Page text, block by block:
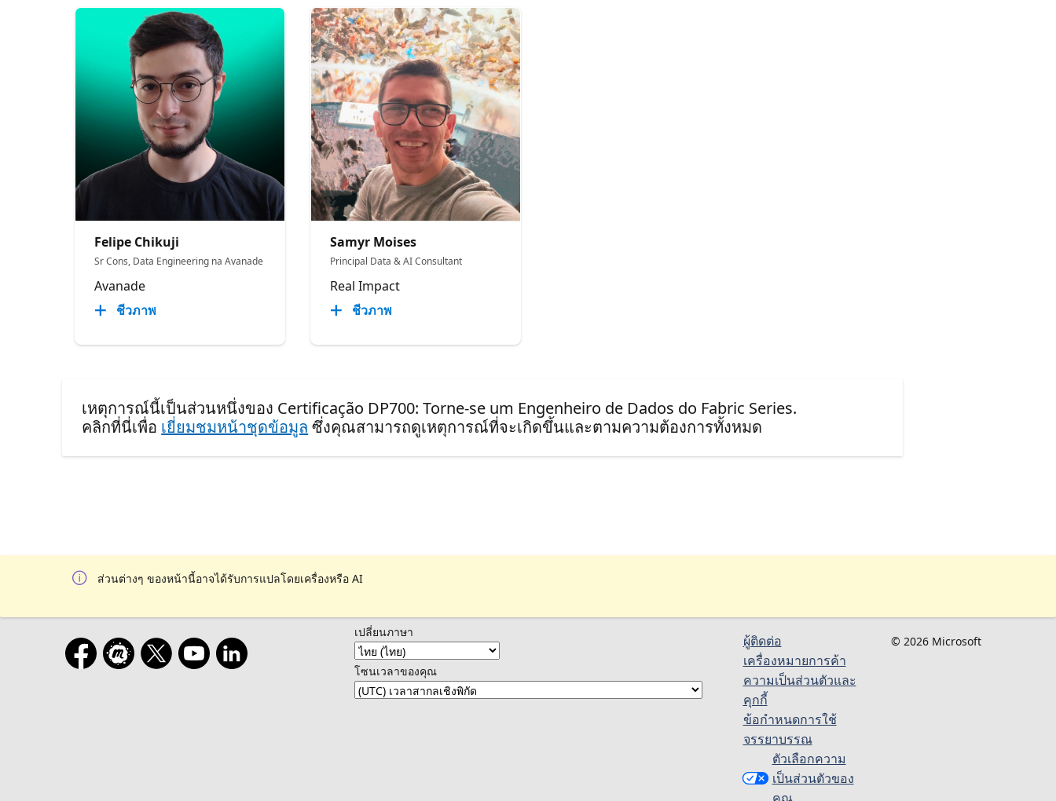
Felipe Chikuji
Sr Cons, Data Engineering na Avanade
Avanade
ชีวภาพ
Samyr Moises
Principal Data & AI Consultant
Real Impact
ชีวภาพ
เหตุการณ์นี้เป็นส่วนหนึ่งของ Certificação DP700: Torne-se um Engenheiro de Dados do Fabric Series.
คลิกที่นี่เพื่อ เยี่ยมชมหน้าชุดข้อมูล ซึ่งคุณสามารถดูเหตุการณ์ที่จะเกิดขึ้นและตามความต้องการทั้งหมด
ส่วนต่างๆ ของหน้านี้อาจได้รับการแปลโดยเครื่องหรือ AI
เปลี่ยนภาษา
โซนเวลาของคุณ
ผู้ติดต่อ
เครื่องหมายการค้า
ความเป็นส่วนตัวและ
คุกกี้
ข้อกำหนดการใช้
จรรยาบรรณ
ตัวเลือกความ
เป็นส่วนตัวของ
คุณ
© 2026 Microsoft